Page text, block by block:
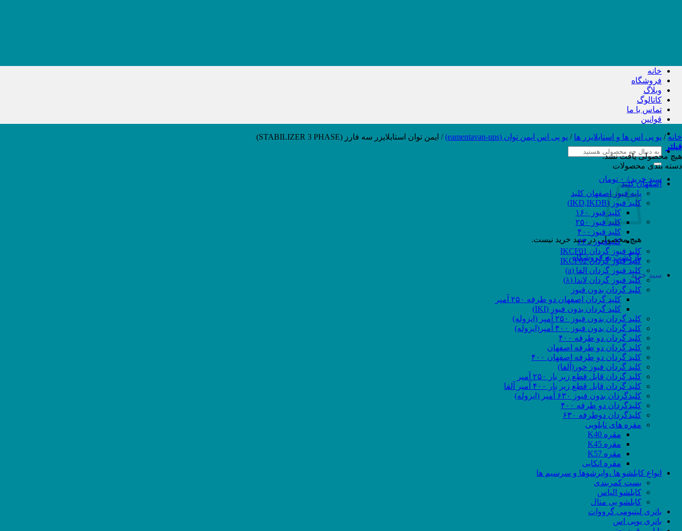
جستجو
برای:
سبد خرید / ۰ تومان
هیچ محصولی در سبد خرید نیست.
بازگشت به فروشگاه
سبد خرید
خانه
فروشگاه
وبلاگ
کاتالوگ
تماس با ما
قوانین
خانه / یو پی اس ها و استابلایزر ها / یو پی اس ایمن توان (eamentavan-ups) / ایمن توان استابلایزر سه فارز (STABILIZER 3 PHASE)
فیلتر
هیچ محصولی یافت نشد.
دسته بندی محصولات
اصفهان کلید
پایه فیوز اصفهان کلید
کلید فیوز (IKD,IKDB)
کلید فیوز ۱۶۰
کلید فیوز ۲۵۰
کلید فیوز۴۰۰
کلیدفیوز ۶۳۰
کلید فیوز گردان IKCF01
کلید فیوز گردان IKCF02
کلید فیوز گردان الفا (a)
کلید فیوز گردان لاندا (λ)
کلید گردان بدون فیوز
کلید گردان اصفهان دو طرفه ۲۵۰ آمپر
کلید گردان بدون فیوز (IKI)
کلید گردان بدون فیوز ۲۵۰ آمپر (ایزوله)
کلید گردان بدون فیوز ۴۰۰ آمپر(ایزوله)
کلید گردان دو طرفه ۴۰۰
کلید گردان دو طرفه اصفهان
کلید گردان دو طرفه اصفهان ۴۰۰
کلید گردان فیوز خور(آلفا)
کلید گردان قابل قطع زیر بار ۲۵۰ آمپر
کلید گردان قابل قطع زیر بار ۴۰۰ آمپر آلفا
کلیدگردان بدون فیوز ۶۳۰ آمپر (ایزوله)
کلیدگردان دو طرفه ۴۰۰
کلیدگردان دوطرفه ۶۳۰
مقره های تابلویی
مقره K40
مقره K45
مقره K57
مقره اتکایی
انواع کابلشو ها ،وایرشوها و سرسیم ها
بست کمربندی
کابلشو الیاس
کابلشو بی متال
باتری لیتیومی گرووات
باتری یوپی اس